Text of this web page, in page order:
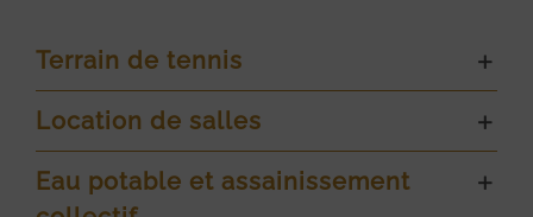
Terrain de tennis
Location de salles
Eau potable et assainissement